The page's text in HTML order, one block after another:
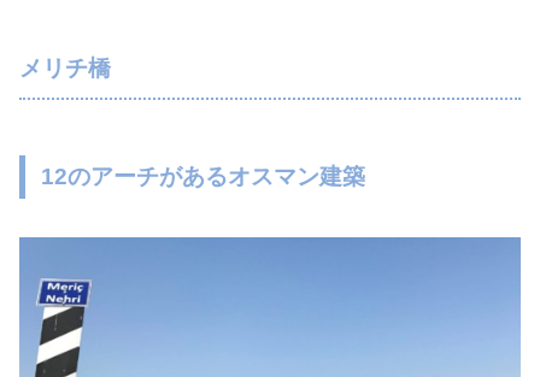
メリチ橋
12のアーチがあるオスマン建築